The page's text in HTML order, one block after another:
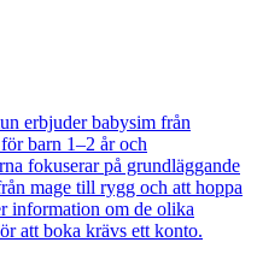
erbjuder babysim från
barn 1–2 år och
fokuserar på grundläggande
mage till rygg och att hoppa
information om de olika
att boka krävs ett konto.